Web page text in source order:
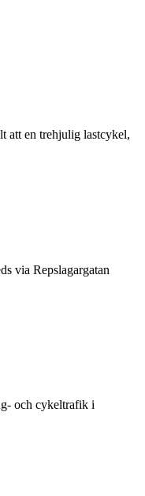
att en trehjulig lastcykel,
via Repslagargatan
och cykeltrafik i